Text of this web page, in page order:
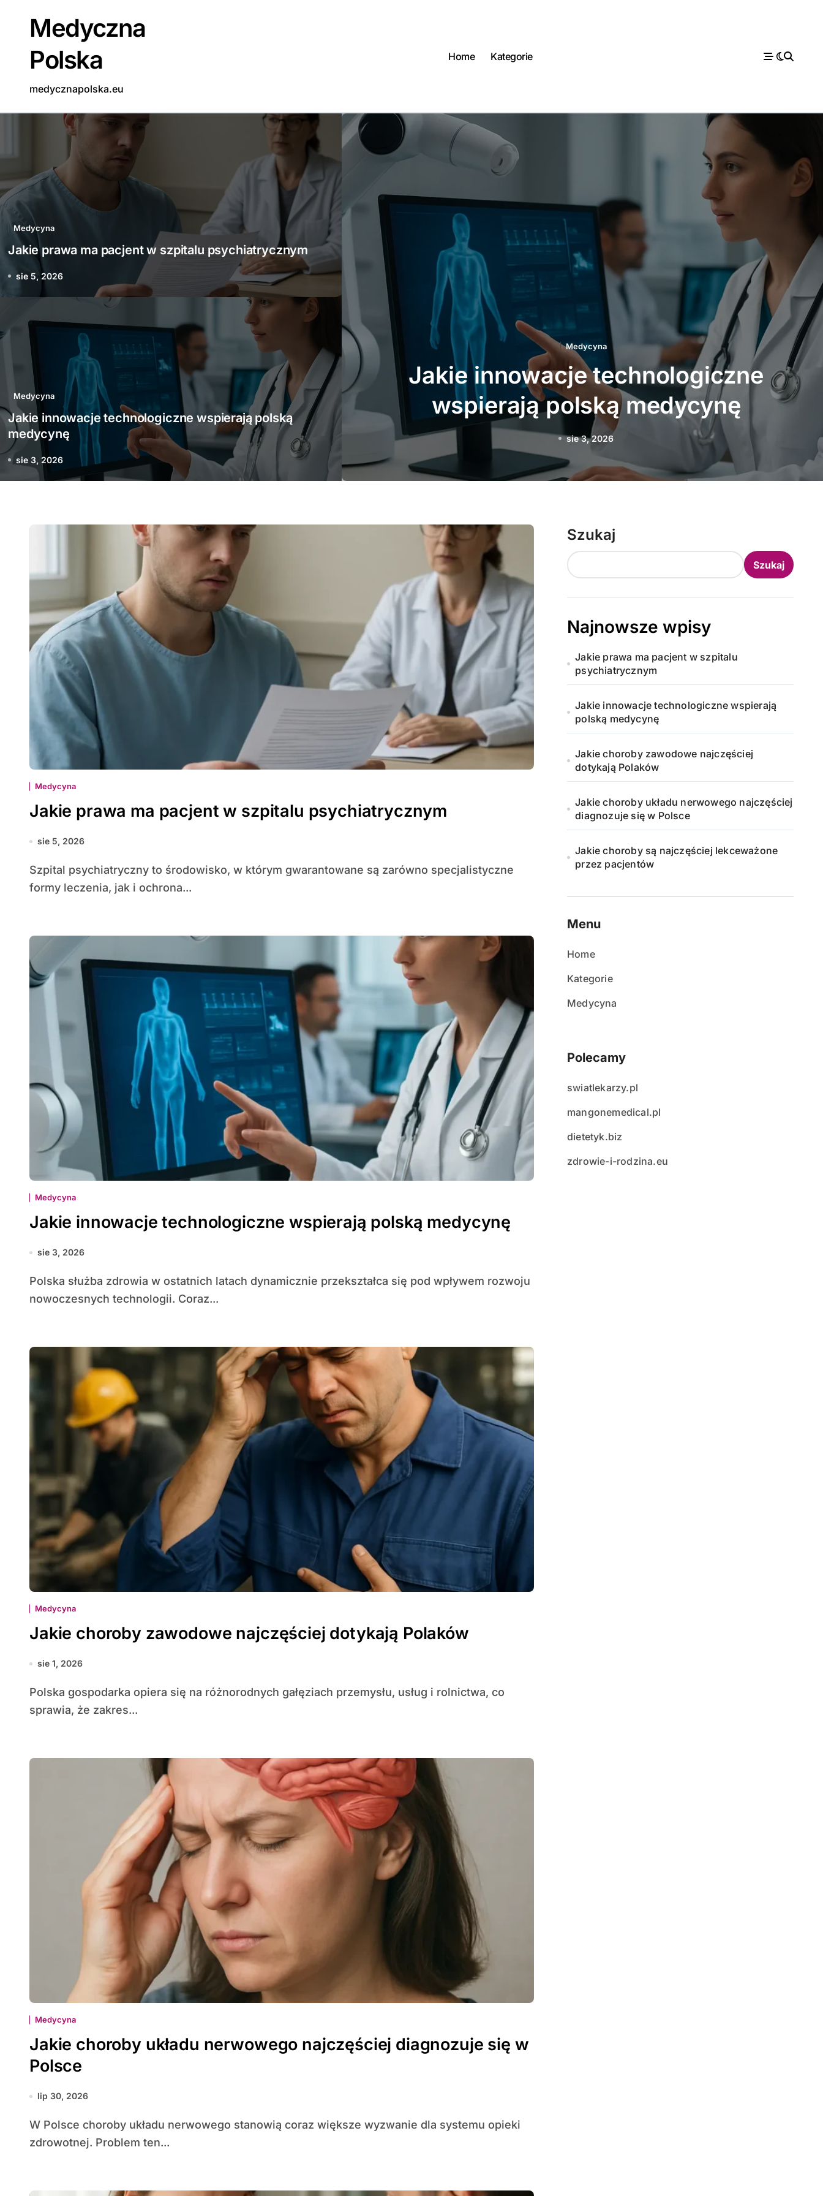
Medyczna
Polska
medycznapolska.eu
Home Kategorie
Medycyna
Jakie prawa ma pacjent w szpitalu psychiatrycznym
sie 5, 2026
Medycyna
Jakie innowacje technologiczne wspierają polską
medycynę
sie 3, 2026
Medycyna
technologiczne
polską medycynę
sie 3, 2026
Medycyna
Jakie choroby zawodowe najczęściej
dotykają Polaków
sie 1, 2026
Medycyna
Jakie prawa ma pacjent w szpitalu psychiatrycznym
sie 5, 2026
Szpital psychiatryczny to środowisko, w którym gwarantowane są zarówno specjalistyczne
formy leczenia, jak i ochrona...
Medycyna
Jakie innowacje technologiczne wspierają polską medycynę
sie 3, 2026
Polska służba zdrowia w ostatnich latach dynamicznie przekształca się pod wpływem rozwoju
nowoczesnych technologii. Coraz...
Medycyna
Jakie choroby zawodowe najczęściej dotykają Polaków
sie 1, 2026
Polska gospodarka opiera się na różnorodnych gałęziach przemysłu, usług i rolnictwa, co
sprawia, że zakres...
Medycyna
Jakie choroby układu nerwowego najczęściej diagnozuje się w
Polsce
lip 30, 2026
W Polsce choroby układu nerwowego stanowią coraz większe wyzwanie dla systemu opieki
zdrowotnej. Problem ten...
Szukaj
Szukaj
Najnowsze wpisy
Jakie prawa ma pacjent w szpitalu
psychiatrycznym
Jakie innowacje technologiczne wspierają
polską medycynę
Jakie choroby zawodowe najczęściej
dotykają Polaków
Jakie choroby układu nerwowego najczęściej
diagnozuje się w Polsce
Jakie choroby są najczęściej lekceważone
przez pacjentów
Menu
Home
Kategorie
Medycyna
Polecamy
swiatlekarzy.pl
mangonemedical.pl
dietetyk.biz
zdrowie-i-rodzina.eu